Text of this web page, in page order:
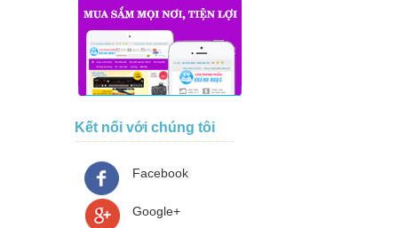
Kết nối với chúng tôi
Facebook
Google+